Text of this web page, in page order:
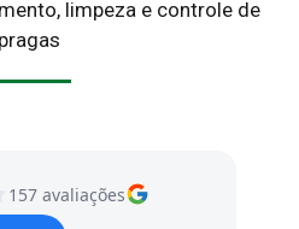
limpeza e controle de
pragas
157 avaliações